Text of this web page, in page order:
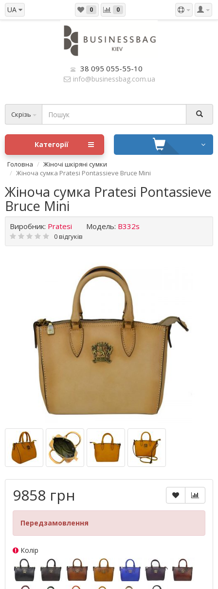
UA 0 0
38 095 055-55-10
info@businessbag.com.ua
Скрізь
Категорії
Головна
Жіночі шкіряні сумки
Жіноча сумка Pratesi Pontassieve Bruce Mini
Жіноча сумка Pratesi Pontassieve
Bruce Mini
Виробник: Pratesi Модель: B332s
0 відгуків
9858 грн
Передзамовлення
Колір